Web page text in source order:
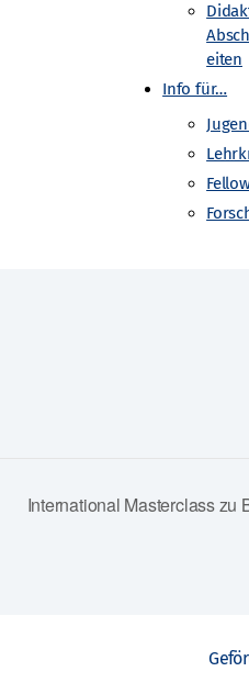
eiten
Info für…
International Masterclass zu